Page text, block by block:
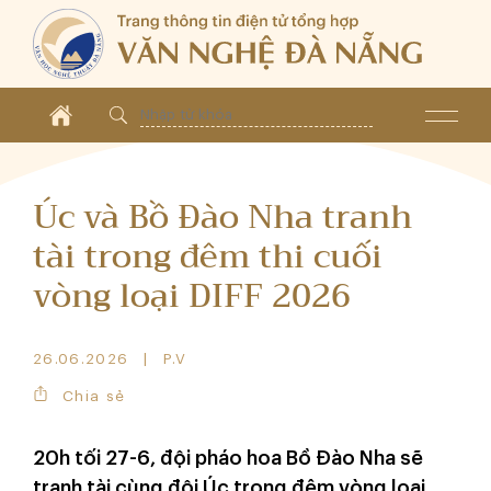
Úc và Bồ Đào Nha tranh
tài trong đêm thi cuối
vòng loại DIFF 2026
26.06.2026 P.V
Chia sẻ
20h tối 27-6, đội pháo hoa Bồ Đào Nha sẽ